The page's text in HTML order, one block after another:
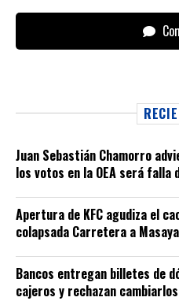
Juan Sebastián Chamorro
los votos en la OEA será falla
Apertura de KFC agudiza el
colapsada Carretera a Masaya
Bancos entregan billetes de
cajeros y rechazan